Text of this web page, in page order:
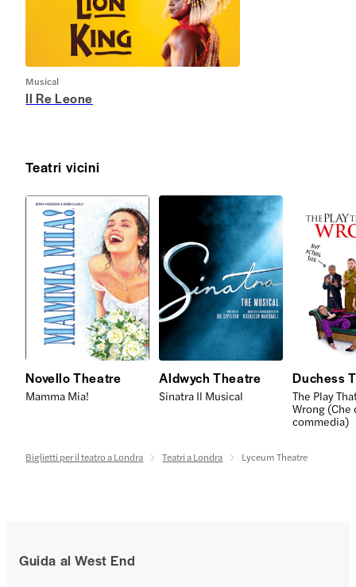
Musical
Il Re Leone
Teatri vicini
Novello Theatre
Mamma Mia!
Aldwych Theatre
Sinatra Il Musical
Duchess
The Play
Wrong (Che
commedia)
Biglietti per il teatro a Londra Teatri a Londra Lyceum Theatre
Guida al West End